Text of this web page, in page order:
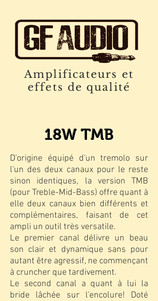
Amplificateurs et
effets de qualité
18W TMB
D'origine équipé d'un tremolo sur
l'un des deux canaux pour le reste
sinon identiques, la version TMB
(pour Treble-Mid-Bass) offre quant à
elle deux canaux bien différents et
complémentaires, faisant de cet
ampli un outil très versatile.
Le premier canal délivre un beau
son clair et dynamique sans pour
autant être agressif, ne commençant
à cruncher que tardivement.
Le second canal a quant à lui la
bride lâchée sur l'encolure! Doté